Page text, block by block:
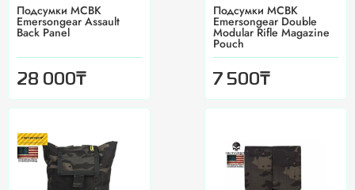
Подсумки MCBK
Emersongear Assault
Back Panel
28 000₸
Подсумки MCBK
Emersongear Double
Modular Rifle Magazine
Pouch
7 500₸